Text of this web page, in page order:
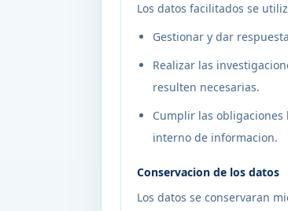
Los datos facilitados se
Gestionar y dar
Realizar las
resulten necesarias.
Cumplir las
interno de informacion.
Conservacion de los datos
Los datos se conservaran